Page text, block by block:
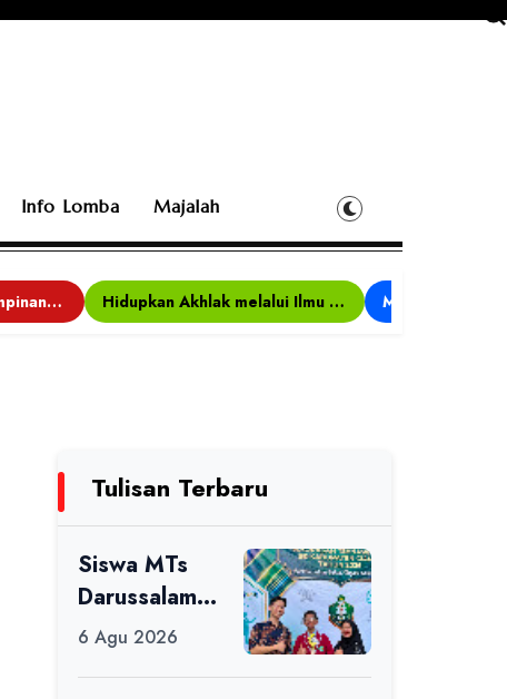
Info Lomba Majalah
Bina Karakter, Kepemimpinan, dan Kemandirian, 117 Peserta Ikuti Alfaro Camp di MAN 1 Darussalam Ciamis Hidupkan Akhlak melalui Ilmu yang Diamalkan
Tulisan Terbaru
Siswa MTs
Darussalam
Raih Juara 1
6 Agu 2026